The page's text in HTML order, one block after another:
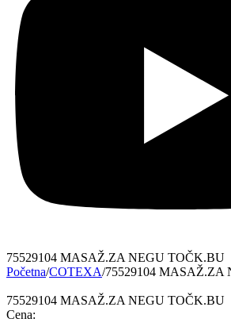
75529104 MASAŽ.ZA NEGU TOČK.BU
Početna/COTEXA/75529104 MASAŽ.ZA
75529104 MASAŽ.ZA NEGU TOČK.BU
Cena: